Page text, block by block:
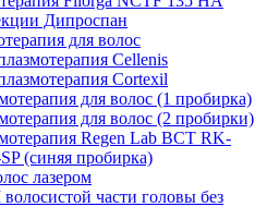
Дипроспан
для волос
Cellenis
Cortexil
для волос (1 пробирка)
для волос (2 пробирки)
Regen Lab BCT RK-
(синяя пробирка)
лазером
части головы без